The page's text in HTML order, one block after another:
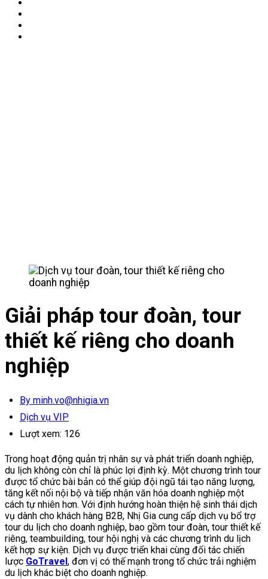
Giải pháp tour đoàn, tour
thiết kế riêng cho doanh
nghiệp
By minh.vo@nhigia.vn
Dịch vụ VIP
Lượt xem: 126
Trong hoạt động quản trị nhân sự và phát triển doanh nghiệp,
du lịch không còn chỉ là phúc lợi định kỳ. Một chương trình tour
được tổ chức bài bản có thể giúp đội ngũ tái tạo năng lượng,
tăng kết nối nội bộ và tiếp nhận văn hóa doanh nghiệp một
cách tự nhiên hơn. Với định hướng hoàn thiện hệ sinh thái dịch
vụ dành cho khách hàng B2B, Nhị Gia cung cấp dịch vụ bổ trợ
tour du lịch cho doanh nghiệp, bao gồm tour đoàn, tour thiết kế
riêng, teambuilding, tour hội nghị và các chương trình du lịch
kết hợp sự kiện. Dịch vụ được triển khai cùng đối tác chiến
lược GoTravel, đơn vị có thế mạnh trong tổ chức trải nghiệm
du lịch khác biệt cho doanh nghiệp.